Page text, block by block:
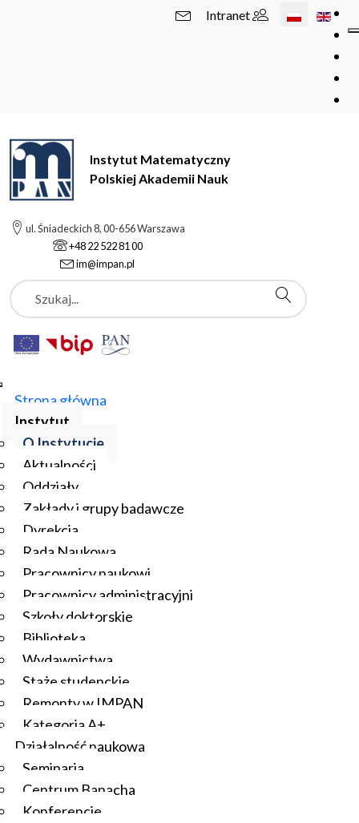
Wybierz swój
Intranet
Instytut Matematyczny
Polskiej Akademii Nauk
ul. Śniadeckich 8, 00-656 Warszawa
+48 22 522 81 00
im@impan.pl
Szukaj
Strona główna
Instytut
O Instytucie
Aktualności
Oddziały
Zakłady i grupy badawcze
Dyrekcja
Rada Naukowa
Pracownicy naukowi
Pracownicy administracyjni
Szkoły doktorskie
Biblioteka
Wydawnictwa
Staże studenckie
Remonty w IMPAN
Kategoria A+
Działalność naukowa
Seminaria
Centrum Banacha
Konferencje